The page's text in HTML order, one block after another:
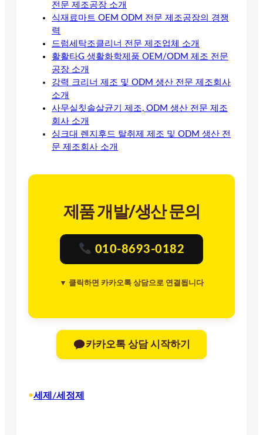
전문 제조공장 소개
식재료마트 OEM ODM 전문 제조공장의 경쟁
력
드럼세탁조클리너 전문 제조업체 소개
활활타G 생활화학제품 OEM/ODM 제조 전문
공장 소개
강력 크리너 제조 및 ODM 생산 전문 제조회사
소개
사무실칫솔살균기 제조, ODM 생산 전문 제조
회사 소개
싱크대 렌지후드 탈취제 제조 및 ODM 생산 전
문 제조회사 소개
제품 개발/생산 문의
010-8693-0182
▼ 클릭하면 카카오톡 상담으로 연결됩니다
카카오톡 상담 시작하기
•세제/세정제